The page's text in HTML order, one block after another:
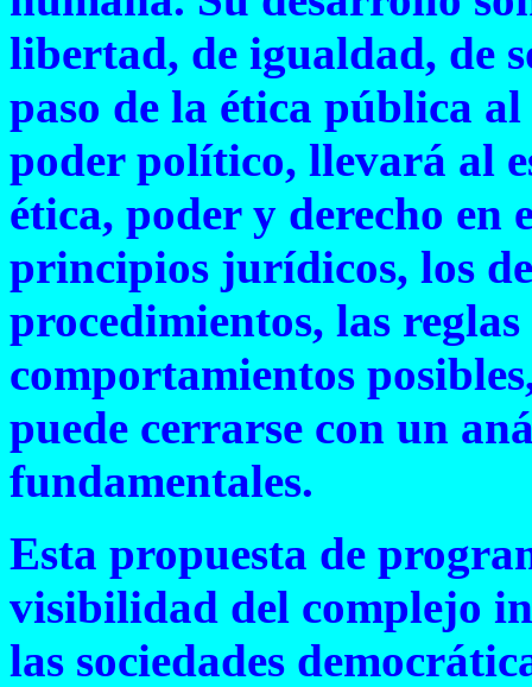
libertad, de igualdad, de
paso de la ética pública
poder político, llevará al
ética, poder y derecho en
principios jurídicos, los
procedimientos, las
comportamientos
puede cerrarse con un
fundamentales.
Esta propuesta de
visibilidad del complejo
las sociedades